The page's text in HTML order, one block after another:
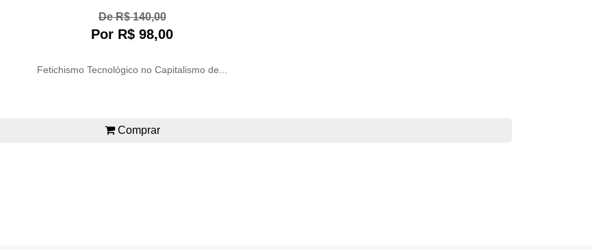
De R$ 140,00
Por R$ 98,00
Fetichismo Tecnológico no Capitalismo de...
Comprar